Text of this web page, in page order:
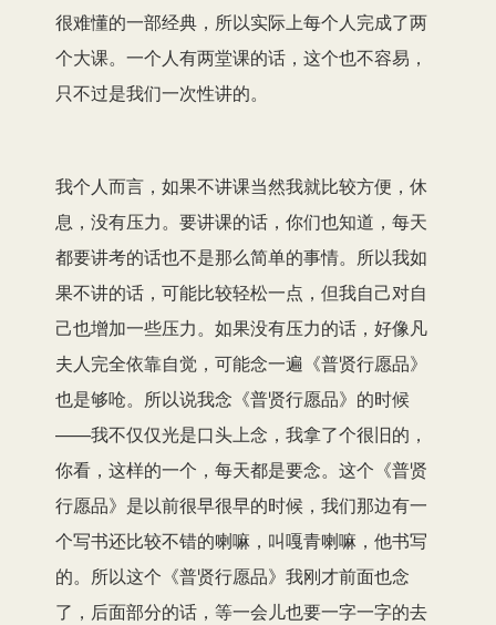
很难懂的一部经典，所以实际上每个人完成了两
个大课。一个人有两堂课的话，这个也不容易，
只不过是我们一次性讲的。
我个人而言，如果不讲课当然我就比较方便，休
息，没有压力。要讲课的话，你们也知道，每天
都要讲考的话也不是那么简单的事情。所以我如
果不讲的话，可能比较轻松一点，但我自己对自
己也增加一些压力。如果没有压力的话，好像凡
夫人完全依靠自觉，可能念一遍《普贤行愿品》
也是够呛。所以说我念《普贤行愿品》的时候
——我不仅仅光是口头上念，我拿了个很旧的，
你看，这样的一个，每天都是要念。这个《普贤
行愿品》是以前很早很早的时候，我们那边有一
个写书还比较不错的喇嘛，叫嘎青喇嘛，他书写
的。所以这个《普贤行愿品》我刚才前面也念
了，后面部分的话，等一会儿也要一字一字的去